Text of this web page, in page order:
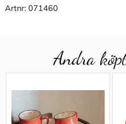
Artnr: 071460
Andra